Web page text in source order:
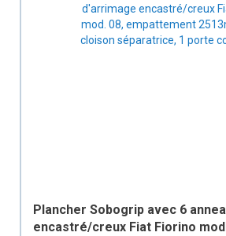
Plancher Sobogrip avec 6
encastré/creux Fiat Fiorino